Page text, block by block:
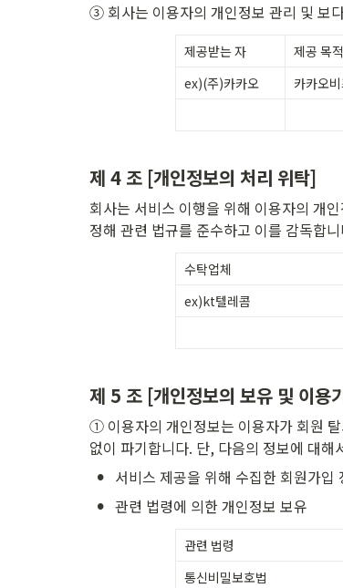
③ 회사는 이용자의 개인정보 관리 및 보
제공받는 자 제공 목적
ex)(주)카카오
카카오
제 4 조 [개인정보의 처리 위탁]
회사는 서비스 이행을 위해 이용자의 개
정해 관련 법규를 준수하고 이를 감독합
수탁업체
ex)kt텔레콤
제 5 조 [개인정보의 보유 및 이용
① 이용자의 개인정보는 이용자가 회원
없이 파기합니다. 단, 다음의 정보에 대
• 서비스 제공을 위해 수집한 회원가입
• 관련 법령에 의한 개인정보 보유
관련 법령
통신비밀보호법